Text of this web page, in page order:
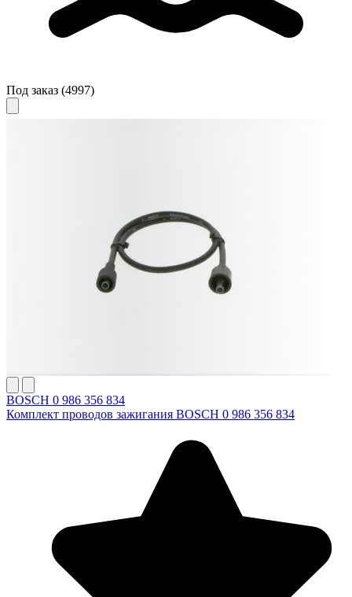
Под заказ (4997)
BOSCH 0 986 356 834
Комплект проводов зажигания BOSCH 0 986 356 834